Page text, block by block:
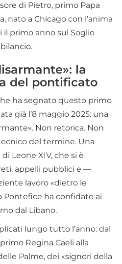
di Pietro, primo Papa
nato a Chicago con l’anima
il primo anno sul Soglio
la
del pontificato
ha segnato questo primo
già l’8 maggio 2025: una
Non retorica. Non
del termine. Una
Leone XIV, che si è
appelli pubblici e —
lavoro «dietro le
Pontefice ha confidato ai
dal Libano.
lungo tutto l’anno: dal
Regina Caeli alla
Palme, dei «signori della